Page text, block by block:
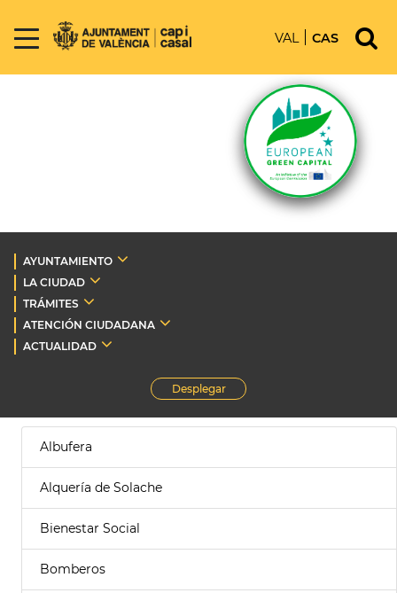
VAL CAS
AYUNTAMIENTO
LA CIUDAD
TRÁMITES
ATENCIÓN CIUDADANA
ACTUALIDAD
Desplegar
Albufera
Alquería de Solache
Bienestar Social
Bomberos